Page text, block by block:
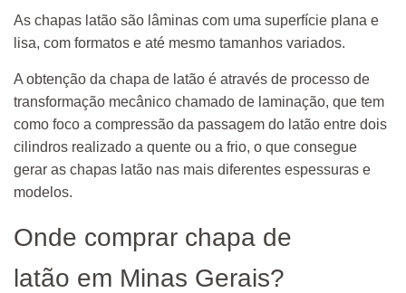
As chapas latão são lâminas com uma superfície plana e
lisa, com formatos e até mesmo tamanhos variados.
A obtenção da chapa de latão é através de processo de
transformação mecânico chamado de laminação, que tem
como foco a compressão da passagem do latão entre dois
cilindros realizado a quente ou a frio, o que consegue
gerar as chapas latão nas mais diferentes espessuras e
modelos.
Onde comprar chapa de
latão em Minas Gerais?